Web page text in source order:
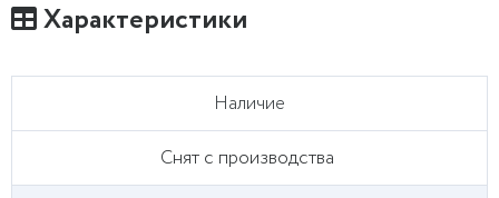
Характеристики
Наличие
Снят с производства